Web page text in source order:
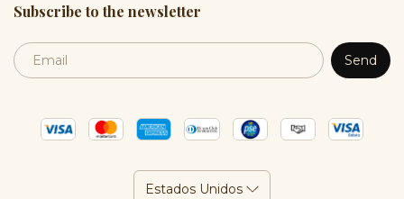
Subscribe to the newsletter